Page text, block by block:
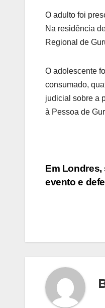
O adulto foi
Na residência
Regional de
O adolescente
consumado,
judicial sobre a
à Pessoa de
Post
Em
evento e